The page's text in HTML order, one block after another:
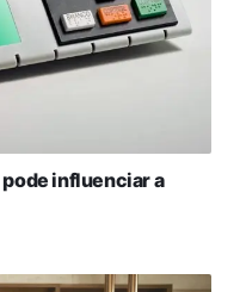
pode influenciar a